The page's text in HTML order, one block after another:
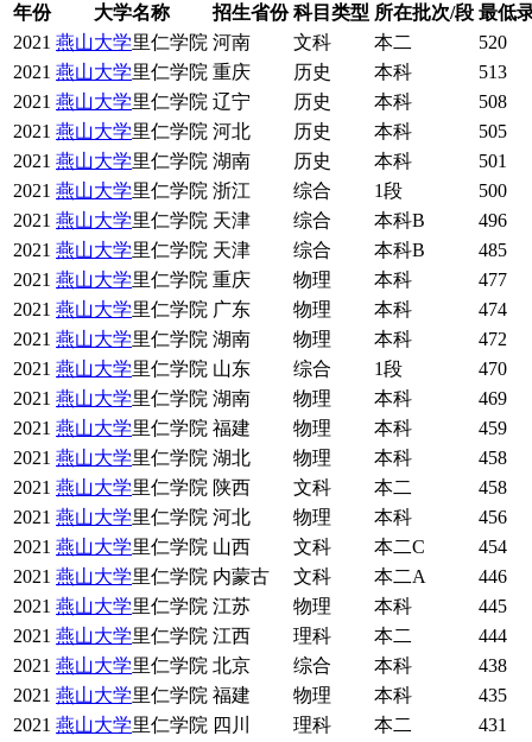
年份 大学名称 招生省份 科目类型 所在批次/段 最低
2021 燕山大学里仁学院 河南 文科 本二
520
2021 燕山大学里仁学院 重庆 历史 本科
513
2021 燕山大学里仁学院 辽宁 历史 本科
508
2021 燕山大学里仁学院 河北 历史 本科
505
2021 燕山大学里仁学院 湖南 历史 本科
501
2021 燕山大学里仁学院 浙江 综合 1段
500
2021 燕山大学里仁学院 天津 综合 本科B
496
2021 燕山大学里仁学院 天津 综合 本科B
485
2021 燕山大学里仁学院 重庆 物理 本科
477
2021 燕山大学里仁学院 广东 物理 本科
474
2021 燕山大学里仁学院 湖南 物理 本科
472
2021 燕山大学里仁学院 山东 综合 1段
470
2021 燕山大学里仁学院 湖南 物理 本科
469
2021 燕山大学里仁学院 福建 物理 本科
459
2021 燕山大学里仁学院 湖北 物理 本科
458
2021 燕山大学里仁学院 陕西 文科 本二
458
2021 燕山大学里仁学院 河北 物理 本科
456
2021 燕山大学里仁学院 山西 文科 本二C
454
2021 燕山大学里仁学院 内蒙古 文科 本二A
446
2021 燕山大学里仁学院 江苏 物理 本科
445
2021 燕山大学里仁学院 江西 理科 本二
444
2021 燕山大学里仁学院 北京 综合 本科
438
2021 燕山大学里仁学院 福建 物理 本科
435
2021 燕山大学里仁学院 四川 理科 本二
431